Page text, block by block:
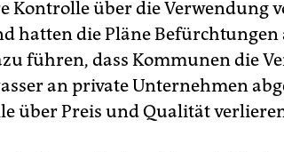
Kontrolle über die Verwendung
hatten die Pläne Befürchtungen
führen, dass Kommunen die
an private Unternehmen
über Preis und Qualität